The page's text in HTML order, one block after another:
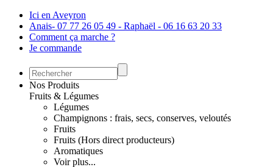
Ici en Aveyron
Anais- 07 77 26 05 49 - Raphaël - 06 16 63 20 33
Comment ça marche ?
Je commande
Nos Produits
Fruits & Légumes
Légumes
Champignons : frais, secs, conserves, veloutés
Fruits
Fruits (Hors direct producteurs)
Aromatiques
Voir plus...